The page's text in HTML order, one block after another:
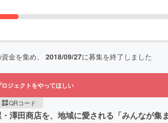
金を集め、 2018/09/27に募集を終了しました
ロジェクトをやってほしい
QRコード
澤田商店を、地域に愛される「みんなが集